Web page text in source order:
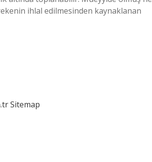
ihlal edilmesinden kaynaklanan
Sitemap